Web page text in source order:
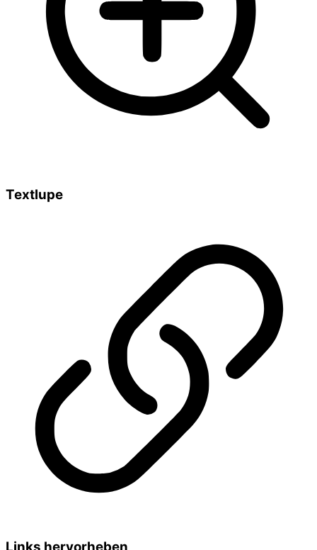
Textlupe
Links hervorheben